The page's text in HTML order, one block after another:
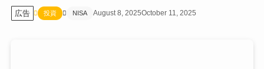
広告 投資 NISA August 8, 2025October 11, 2025